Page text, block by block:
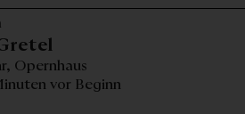
Opernhaus
vor Beginn